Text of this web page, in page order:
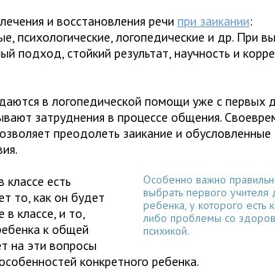
и восстановления речипри заикании:
психологические, логопедические и др. При
подход, стойкий результат, научность и
в логопедической помощи уже с первых
затруднения в процессе общения.
преодолеть заикание и обусловленные
Особенно важно
выбрать первого учителя
ребенка, у которого есть
либо проблемы со
психикой.
есть
то, как он будет
в классе, и то,
к общей
на эти вопросы
конкретного ребенка.